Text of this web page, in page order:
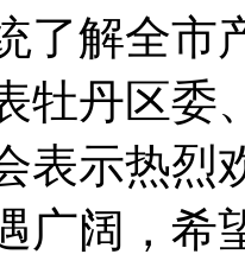
了解全市
牡丹区委
表示热烈
广阔，希